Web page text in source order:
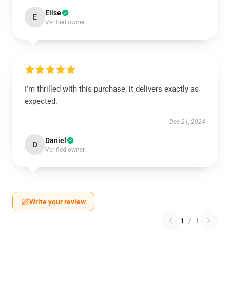
E Elise
Verified owner
I’m thrilled with this purchase; it delivers exactly as
expected.
Dec 21, 2024
D Daniel
Verified owner
Write your review
1 / 1